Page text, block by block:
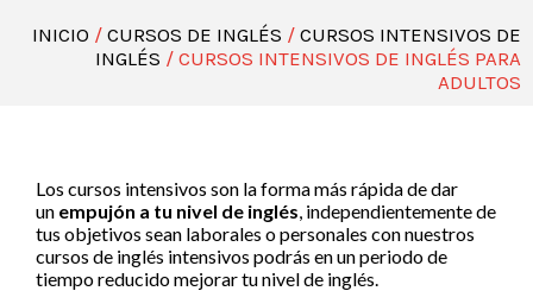
INICIO / CURSOS DE INGLÉS / CURSOS INTENSIVOS DE
INGLÉS / CURSOS INTENSIVOS DE INGLÉS PARA
ADULTOS
Los cursos intensivos son la forma más rápida de dar
un empujón a tu nivel de inglés, independientemente de
tus objetivos sean laborales o personales con nuestros
cursos de inglés intensivos podrás en un periodo de
tiempo reducido mejorar tu nivel de inglés.